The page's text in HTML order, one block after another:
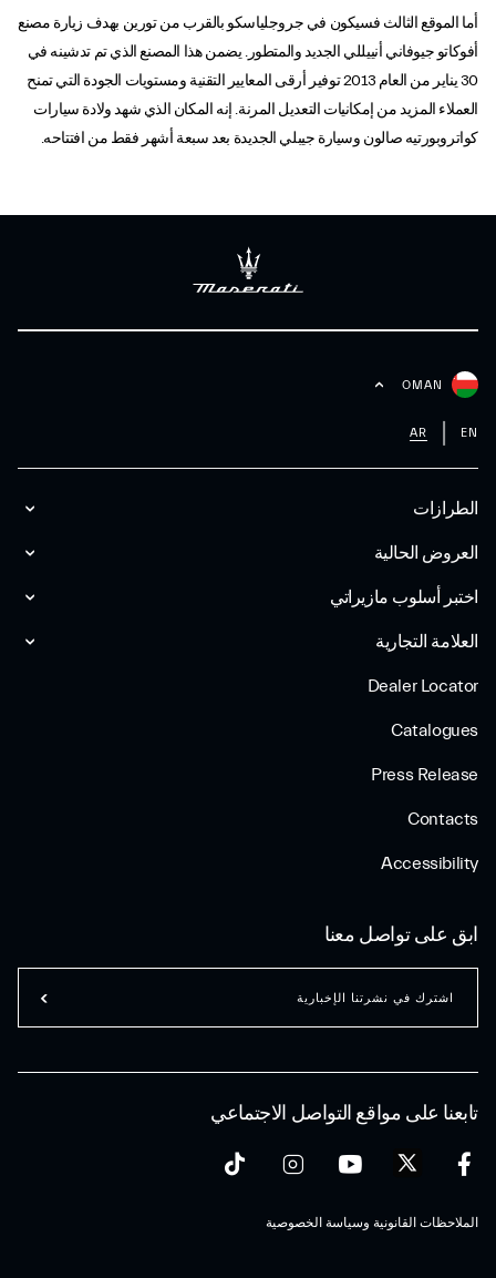
أما الموقع الثالث فسيكون في جروجلياسكو بالقرب من تورين بهدف زيارة مصنع
أفوكاتو جيوفاني أنييللي الجديد والمتطور. يضمن هذا المصنع الذي تم تدشينه في
30 يناير من العام 2013 توفير أرقى المعايير التقنية ومستويات الجودة التي تمنح
العملاء المزيد من إمكانيات التعديل المرنة. إنه المكان الذي شهد ولادة سيارات
كواتروبورتيه صالون وسيارة جيبلي الجديدة بعد سبعة أشهر فقط من افتتاحه.
الطرازات
العروض الحالية
اختبر أسلوب مازیراتي
العلامة التجارية
Dealer Locator
Catalogues
Press Release
Contacts
Accessibility
OMAN
EN
AR
تابعنا على مواقع التواصل الاجتماعي
الملاحظات القانونية وسياسة الخصوصية
ابق على تواصل معنا
اشترك في نشرتنا الإخبارية